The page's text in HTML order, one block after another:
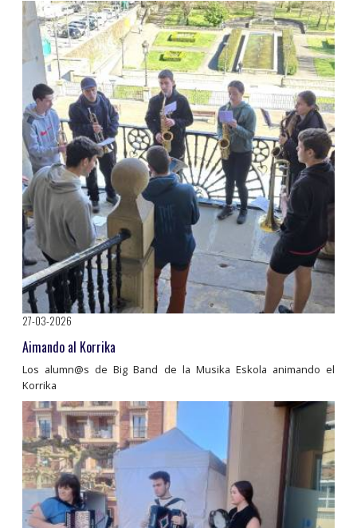
27-03-2026
Aimando al Korrika
Los alumn@s de Big Band de la Musika Eskola animando el
Korrika